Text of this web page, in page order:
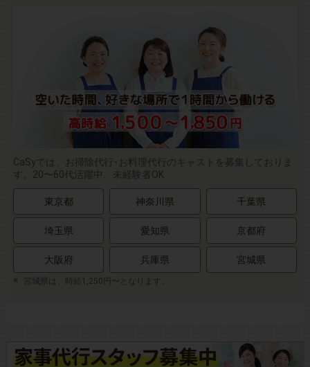
CaSyでは、お掃除代行･お料理代行のキャストを募集しておりま
す。20〜60代活躍中。未経験者OK
東京都 神奈川県 千葉県
埼玉県 愛知県 京都府
大阪府 兵庫県 宮城県
宮城県は、時給1,250円〜となります。